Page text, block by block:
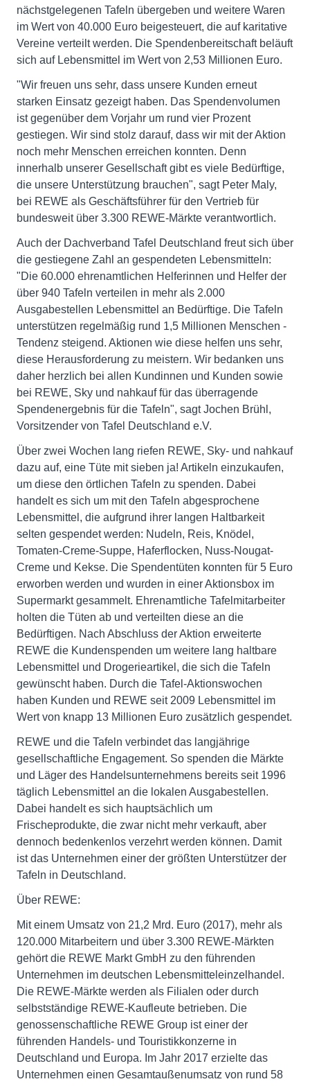
nächstgelegenen Tafeln übergeben und weitere Waren
im Wert von 40.000 Euro beigesteuert, die auf karitative
Vereine verteilt werden. Die Spendenbereitschaft beläuft
sich auf Lebensmittel im Wert von 2,53 Millionen Euro.
"Wir freuen uns sehr, dass unsere Kunden erneut
starken Einsatz gezeigt haben. Das Spendenvolumen
ist gegenüber dem Vorjahr um rund vier Prozent
gestiegen. Wir sind stolz darauf, dass wir mit der Aktion
noch mehr Menschen erreichen konnten. Denn
innerhalb unserer Gesellschaft gibt es viele Bedürftige,
die unsere Unterstützung brauchen", sagt Peter Maly,
bei REWE als Geschäftsführer für den Vertrieb für
bundesweit über 3.300 REWE-Märkte verantwortlich.
Auch der Dachverband Tafel Deutschland freut sich über
die gestiegene Zahl an gespendeten Lebensmitteln:
"Die 60.000 ehrenamtlichen Helferinnen und Helfer der
über 940 Tafeln verteilen in mehr als 2.000
Ausgabestellen Lebensmittel an Bedürftige. Die Tafeln
unterstützen regelmäßig rund 1,5 Millionen Menschen -
Tendenz steigend. Aktionen wie diese helfen uns sehr,
diese Herausforderung zu meistern. Wir bedanken uns
daher herzlich bei allen Kundinnen und Kunden sowie
bei REWE, Sky und nahkauf für das überragende
Spendenergebnis für die Tafeln", sagt Jochen Brühl,
Vorsitzender von Tafel Deutschland e.V.
Über zwei Wochen lang riefen REWE, Sky- und nahkauf
dazu auf, eine Tüte mit sieben ja! Artikeln einzukaufen,
um diese den örtlichen Tafeln zu spenden. Dabei
handelt es sich um mit den Tafeln abgesprochene
Lebensmittel, die aufgrund ihrer langen Haltbarkeit
selten gespendet werden: Nudeln, Reis, Knödel,
Tomaten-Creme-Suppe, Haferflocken, Nuss-Nougat-
Creme und Kekse. Die Spendentüten konnten für 5 Euro
erworben werden und wurden in einer Aktionsbox im
Supermarkt gesammelt. Ehrenamtliche Tafelmitarbeiter
holten die Tüten ab und verteilten diese an die
Bedürftigen. Nach Abschluss der Aktion erweiterte
REWE die Kundenspenden um weitere lang haltbare
Lebensmittel und Drogerieartikel, die sich die Tafeln
gewünscht haben. Durch die Tafel-Aktionswochen
haben Kunden und REWE seit 2009 Lebensmittel im
Wert von knapp 13 Millionen Euro zusätzlich gespendet.
REWE und die Tafeln verbindet das langjährige
gesellschaftliche Engagement. So spenden die Märkte
und Läger des Handelsunternehmens bereits seit 1996
täglich Lebensmittel an die lokalen Ausgabestellen.
Dabei handelt es sich hauptsächlich um
Frischeprodukte, die zwar nicht mehr verkauft, aber
dennoch bedenkenlos verzehrt werden können. Damit
ist das Unternehmen einer der größten Unterstützer der
Tafeln in Deutschland.
Über REWE:
Mit einem Umsatz von 21,2 Mrd. Euro (2017), mehr als
120.000 Mitarbeitern und über 3.300 REWE-Märkten
gehört die REWE Markt GmbH zu den führenden
Unternehmen im deutschen Lebensmitteleinzelhandel.
Die REWE-Märkte werden als Filialen oder durch
selbstständige REWE-Kaufleute betrieben. Die
genossenschaftliche REWE Group ist einer der
führenden Handels- und Touristikkonzerne in
Deutschland und Europa. Im Jahr 2017 erzielte das
Unternehmen einen Gesamtaußenumsatz von rund 58